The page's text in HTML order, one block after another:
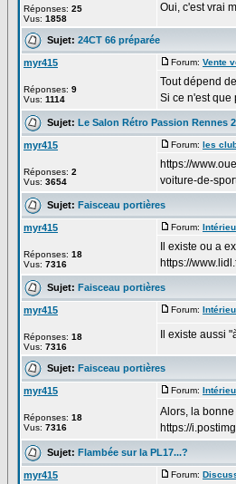
Réponses: 25
Vus: 1858
Oui, c'est vrai
Sujet: 24CT 66 préparée
myr415
Réponses: 9
Vus: 1114
Forum: Vente
Tout dépend
Si ce n'est que
Sujet: Le Salon Rétro Passion Rennes
myr415
Réponses: 2
Vus: 3654
Forum: les
https://
voiture-de-
Sujet: Faisceau portières
myr415
Réponses: 18
Vus: 7316
Forum:
Il existe ou a
https://
Sujet: Faisceau portières
myr415
Réponses: 18
Vus: 7316
Forum:
Il existe aussi
Sujet: Faisceau portières
myr415
Réponses: 18
Vus: 7316
Forum:
Alors, la
https://
Sujet: Flambée sur la PL17...?
myr415 Forum: